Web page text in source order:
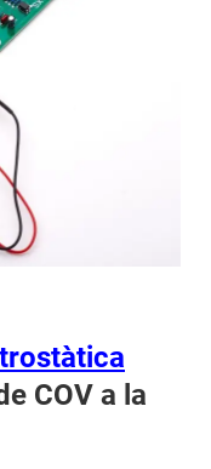
COV a la